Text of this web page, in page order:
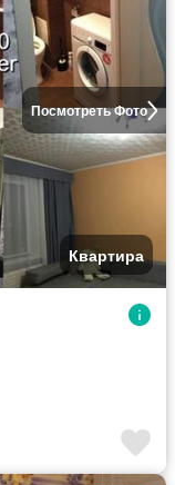
Посмотреть Фото
Квартира